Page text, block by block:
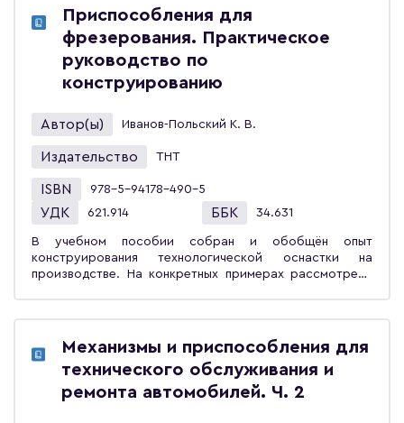
основные нормативные данные по конструкции и
расчётам конвейеров. Рассмотрены режимы и условия
работы, классы использования, вопросы надёжности,
требования безопасности к конструкции и
размещению конвейеров, характеристики
транспортируемых грузов. Приведены методики и
студентов высших учебных заведений. Может быть
полезен специалистам, занимающимся разработкой и
модернизацией существующих транспортных машин и
транспортно-технологических комплексов, а также
решением задач в области транспортной логистики.
Приспособления для
фрезерования. Практическое
руководство по
конструированию
Автор(ы) Иванов-Польский К. В.
Издательство ТНТ
ISBN 978-5-94178-490-5
УДК 621.914 ББК 34.631
В учебном пособии собран и обобщён опыт
конструирования технологической оснастки на
производстве. На конкретных примерах рассмотрены
элементов. Показана методика отбора лучших и
отказа от худших вариантов конструкций с учётом
требований эксплуатации и технологии изготовления
оснастки в условиях единичного инструментального
производства. Рассмотрены вопросы обеспечения
заданной точности приспособления.Учебное пособие
Механизмы и приспособления для
технического обслуживания и
ремонта автомобилей. Ч. 2